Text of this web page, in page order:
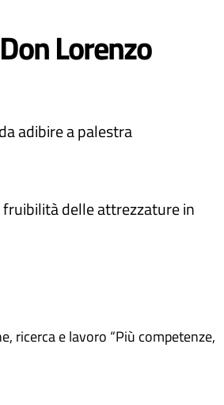
Lorenzo
adibire a palestra
delle attrezzature in
ricerca e lavoro “Più competenze,